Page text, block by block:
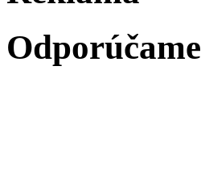
Odporúčame